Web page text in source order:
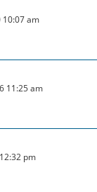
10:07 am
11:25 am
pm